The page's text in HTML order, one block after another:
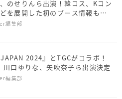
のせりんら出演！韓コス、Kコン
を展開した初のブース情報も
2024×TGC』
編集部
JAPAN 2024』とTGCがコラボ！
口ゆりな、矢吹奈子ら出演決定
編集部